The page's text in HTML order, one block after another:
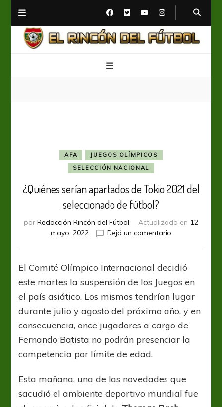
AFA
JUEGOS OLÍMPICOS
SELECCIÓN NACIONAL
¿Quiénes serían apartados de Tokio 2021 del
seleccionado de fútbol?
por Redacción Rincón del Fútbol Actualizado en 12
mayo, 2022
Dejá un comentario
apartados
de
Tokio
2021
seleccionado
de
fútbol?
El Comité Olímpico Internacional decidió
este martes la suspensión de los Juegos en
el país asiático. Los mismos tendrían lugar
durante julio y agosto del próximo año, y en
consecuencia, once jugadores a cargo de
Fernando Batista no podrán presenciar la
competencia por límite de edad.
Esta mañana, una de las novedades que
sacudió el ambiente deportivo mundial fue